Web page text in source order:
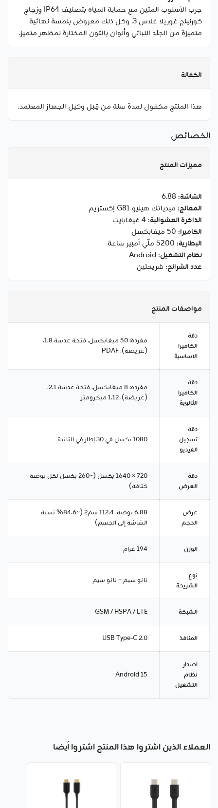
جرب الأسلوب المتين مع حماية المياه بتصنيف IP64 وزجاج
كورنينج غوريلا غلاس 3، وكل ذلك معروض بلمسة نهائية
متميزة من الجلد النباتي وألوان بانتون المختارة لمظهر متميز.
الكفالة
هذا المنتج مكفول لمدة سنة من قِبل وكيل الجهاز المعتمد.
الخصائص
مميزات المنتج
الشاشة: 6.88
المعالج: ميدياتك هيليو G81 إكستريم
الذاكرة العشوائية: 4 غيغابايت
الكاميرا: 50 ميغابكسل
البطارية: 5200 ملّي أمبير ساعة
نظام التشغيل: Android
عدد الشرائح: شريحتين
مواصفات المنتج
دقة
الكاميرا
الاساسية
مفردة: 50 ميغابكسل، فتحة عدسة 1.8،
(عريضة)، PDAF
دقة
الكاميرا
الثانوية
مفردة: 8 ميغابكسل، فتحة عدسة 2.1،
(عريضة)، 1.12 ميكرومتر
دقة
تسجيل
الفيديو
1080 بكسل في 30 إطار في الثانية
دقة
العرض
720 × 1640 بكسل (~260 بكسل لكل بوصة
كثافة)
عرض
الحجم
6.88 بوصة، 112.4 سم2 (~84.6% نسبة
الشاشة إلى الجسم)
الوزن 194 غرام
نوع
الشريحة
نانو سيم + نانو سيم
الشبكة GSM / HSPA / LTE
المنافذ USB Type-C 2.0
اصدار
نظام
التشغيل
Android 15
العملاء الذين اشتروا هذا المنتج اشتروا أيضا